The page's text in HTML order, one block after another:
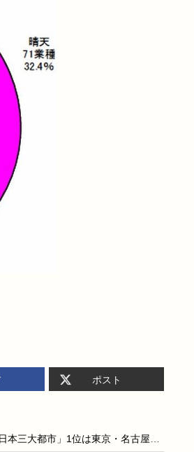
ポスト
高校生が思う「日本三大都市」1位は東京・名古屋・大阪、2位に横浜が入る理由とは